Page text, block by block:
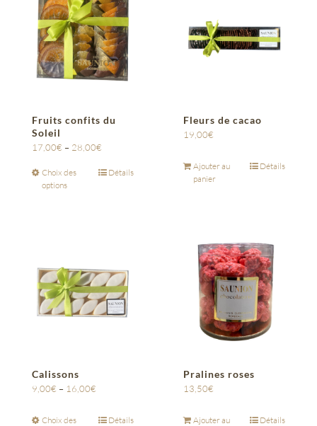
Fruits confits du
Soleil
17,00€ – 28,00€
Choix des
options
Détails
Fleurs de cacao
19,00€
Ajouter au
panier
Détails
Calissons
9,00€ – 16,00€
Choix des
Détails
Pralines roses
13,50€
Ajouter au
Détails